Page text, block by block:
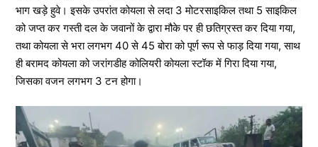
भाग खड़े हुवे। इसके उपरांत कोयला से लदा 3 मोटरसाइकिल तथा 5 साइकिल
को जप्त कर गस्ती दल के जवानों के द्वारा मौके पर ही छतिग्रस्त कर दिया गया,
तथा कोयला से भरा लगभग 40 से 45 बोरा को पूर्ण रूप से फाड़ दिया गया, साथ
ही बरामद कोयला को जरांगडीह कोलियरी कोयला स्टॉक में गिरा दिया गया,
जिसका वजन लगभग 3 टन होगा।